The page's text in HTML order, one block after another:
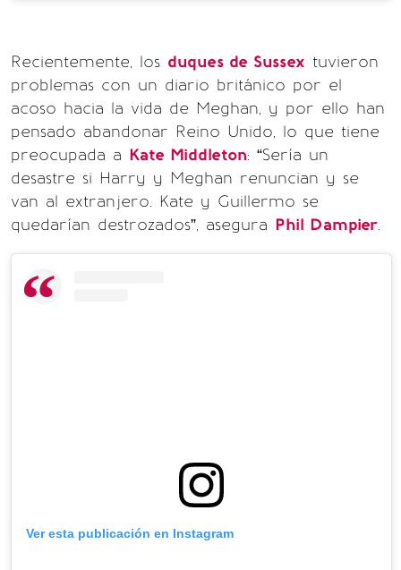
Recientemente, los duques de Sussex tuvieron
problemas con un diario británico por el
acoso hacia la vida de Meghan, y por ello han
pensado abandonar Reino Unido, lo que tiene
preocupada a Kate Middleton: “Sería un
desastre si Harry y Meghan renuncian y se
van al extranjero. Kate y Guillermo se
quedarían destrozados”, asegura Phil Dampier.
Ver esta publicación en Instagram